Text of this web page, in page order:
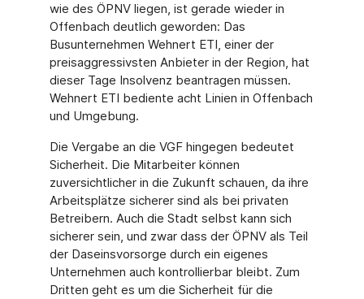
wie des ÖPNV liegen, ist gerade wieder in
Offenbach deutlich geworden: Das
Busunternehmen Wehnert ETI, einer der
preisaggressivsten Anbieter in der Region, hat
dieser Tage Insolvenz beantragen müssen.
Wehnert ETI bediente acht Linien in Offenbach
und Umgebung.
Die Vergabe an die VGF hingegen bedeutet
Sicherheit. Die Mitarbeiter können
zuversichtlicher in die Zukunft schauen, da ihre
Arbeitsplätze sicherer sind als bei privaten
Betreibern. Auch die Stadt selbst kann sich
sicherer sein, und zwar dass der ÖPNV als Teil
der Daseinsvorsorge durch ein eigenes
Unternehmen auch kontrollierbar bleibt. Zum
Dritten geht es um die Sicherheit für die